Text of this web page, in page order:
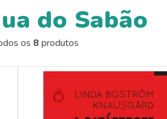
do Sabão
os 8 produtos